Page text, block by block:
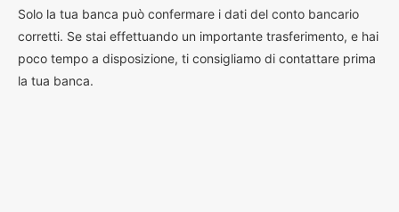
Solo la tua banca può confermare i dati del conto bancario
corretti. Se stai effettuando un importante trasferimento, e hai
poco tempo a disposizione, ti consigliamo di contattare prima
la tua banca.